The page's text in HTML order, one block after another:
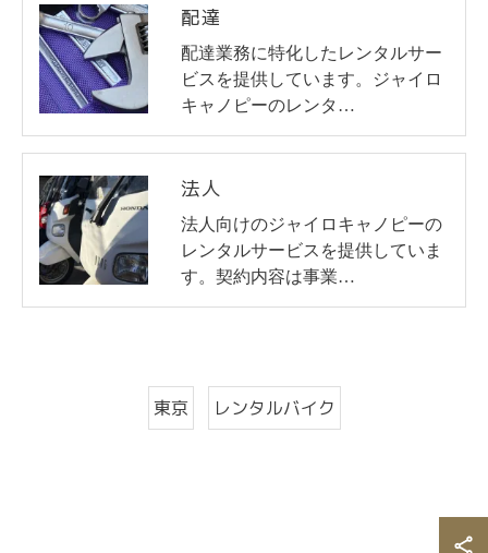
配達
配達業務に特化したレンタルサー
ビスを提供しています。ジャイロ
キャノピーのレンタ…
法人
法人向けのジャイロキャノピーの
レンタルサービスを提供していま
す。契約内容は事業…
東京 レンタルバイク